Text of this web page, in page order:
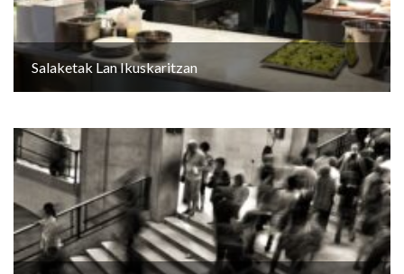
Salaketak Lan Ikuskaritzan